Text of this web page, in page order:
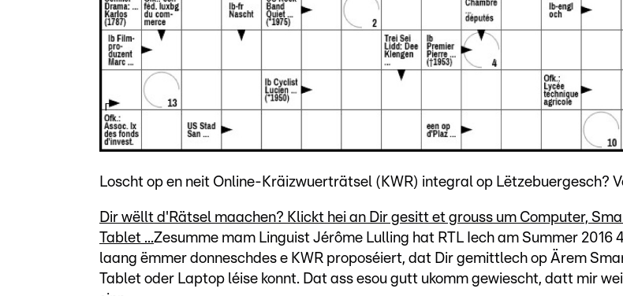
Loscht op en neit Online-Kräizwuerträtsel (KWR) integral op Lëtzebuergesch?
Dir wëllt d'Rätsel maachen? Klickt hei an Dir gesitt et grouss um Computer,
Tablet ...Zesumme mam Linguist Jérôme Lulling hat RTL Iech am Summer 2016
laang ëmmer donneschdes e KWR proposéiert, dat Dir gemittlech op Ärem
Tablet oder Laptop léise konnt. Dat ass esou gutt ukomm gewiescht, datt mir